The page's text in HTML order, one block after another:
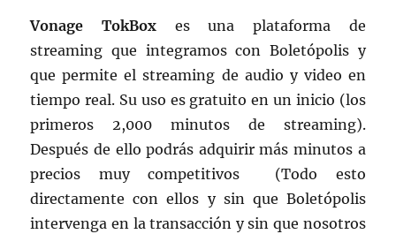
Vonage TokBox es una plataforma de
streaming que integramos con Boletópolis y
que permite el streaming de audio y video en
tiempo real. Su uso es gratuito en un inicio (los
primeros 2,000 minutos de streaming).
Después de ello podrás adquirir más minutos a
precios muy competitivos (Todo esto
directamente con ellos y sin que Boletópolis
intervenga en la transacción y sin que nosotros